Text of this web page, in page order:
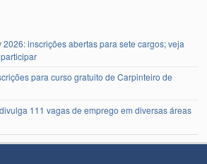
inscrições abertas para sete cargos; veja
para curso gratuito de Carpinteiro de
111 vagas de emprego em diversas áreas